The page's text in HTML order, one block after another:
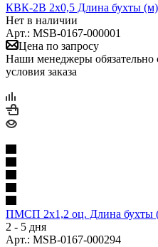
КВК-2В 2х0,5 Длина бухты
Нет в наличии
Арт.: MSB-0167-000001
Цена по запросу
Наши менеджеры обязательно
условия заказа
ПМСП 2х1,2 оц. Длина бухты
2 - 5 дня
Арт.: MSB-0167-000294